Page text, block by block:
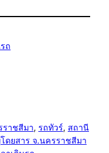
ถ
ราชสีมา, รถทัวร์, สถานี
ดยสาร จ.นครราชสีมา